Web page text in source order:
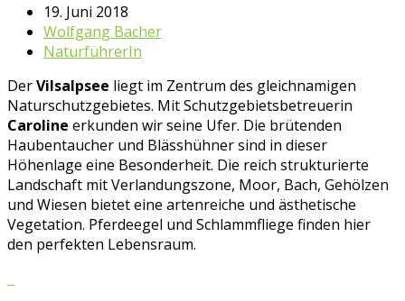
19. Juni 2018
Wolfgang Bacher
NaturführerIn
DerVilsalpsee liegt im Zentrum des gleichnamigen
Naturschutzgebietes. Mit Schutzgebietsbetreuerin
Caroline erkunden wir seine Ufer. Die brütenden
Haubentaucher und Blässhühner sind in dieser
Höhenlage eine Besonderheit. Die reich strukturierte
Landschaft mit Verlandungszone, Moor, Bach, Gehölzen
und Wiesen bietet eine artenreiche und ästhetische
Vegetation. Pferdeegel und Schlammfliege finden hier
den perfekten Lebensraum.